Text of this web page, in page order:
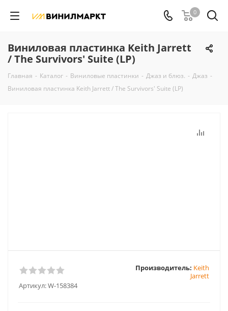
0
Виниловая пластинка Keith Jarrett
/ The Survivors' Suite (LP)
Главная - Каталог - Виниловые пластинки - Джаз и блюз. - Джаз -
Виниловая пластинка Keith Jarrett / The Survivors' Suite (LP)
Артикул:W-158384
Производитель: Keith
Jarrett